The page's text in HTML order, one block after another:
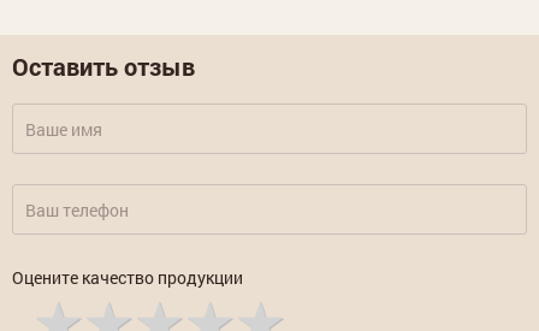
Оставить отзыв
Оцените качество продукции